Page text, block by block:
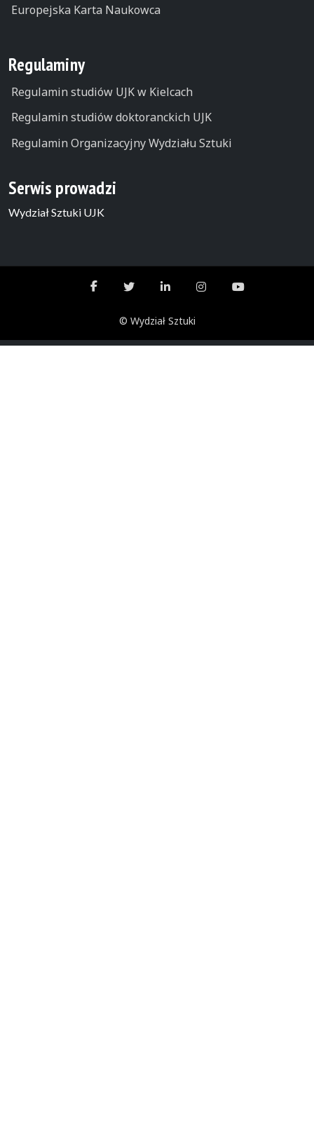
Europejska Karta Naukowca
Regulaminy
Regulamin studiów UJK w Kielcach
Regulamin studiów doktoranckich UJK
Regulamin Organizacyjny Wydziału Sztuki
Serwis prowadzi
Wydział Sztuki UJK
© Wydział Sztuki